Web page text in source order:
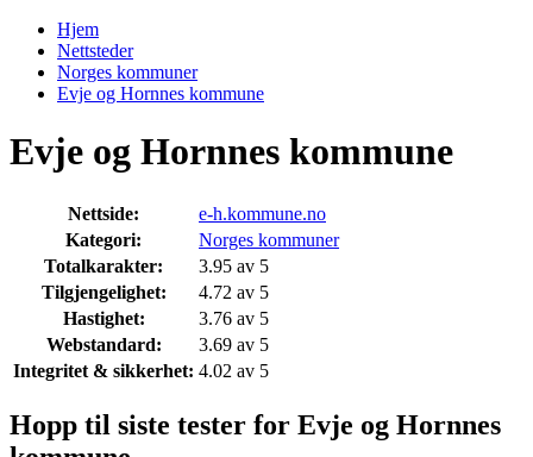
Hjem
Nettsteder
Norges kommuner
Evje og Hornnes kommune
Evje og Hornnes kommune
Nettside:
e-h.kommune.no
Kategori:
Norges kommuner
Totalkarakter:
3.95 av 5
Tilgjengelighet:
4.72 av 5
Hastighet:
3.76 av 5
Webstandard:
3.69 av 5
Integritet & sikkerhet: 4.02 av 5
Hopp til siste tester for Evje og Hornnes